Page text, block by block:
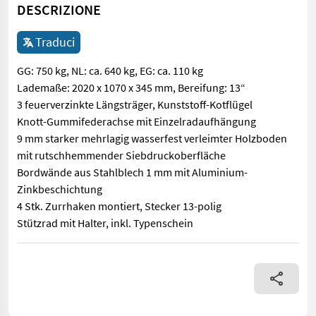
DESCRIZIONE
Traduci
GG: 750 kg, NL: ca. 640 kg, EG: ca. 110 kg
Lademaße: 2020 x 1070 x 345 mm, Bereifung: 13“
3 feuerverzinkte Längsträger, Kunststoff-Kotflügel
Knott-Gummifederachse mit Einzelradaufhängung
9 mm starker mehrlagig wasserfest verleimter Holzboden
mit rutschhemmender Siebdruckoberfläche
Bordwände aus Stahlblech 1 mm mit Aluminium-
Zinkbeschichtung
4 Stk. Zurrhaken montiert, Stecker 13-polig
Stützrad mit Halter, inkl. Typenschein
GG: 750 kg, NL: ca. 640 kg, EG: ca. 110 kg Lademaße: 2020